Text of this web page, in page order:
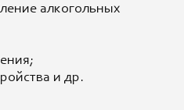
алкогольных
и др.